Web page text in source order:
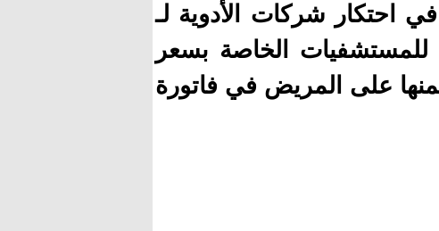
احتكار شركات الأدوية لـ
للمستشفيات الخاصة بسعر
على المريض في فاتورة